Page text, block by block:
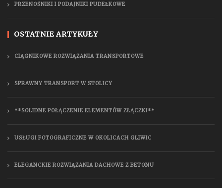
PRZENOŚNIKI I PODAJNIKI PUDEŁKOWE
OSTATNIE ARTYKUŁY
CIĄGNIKOWE ROZWIĄZANIA TRANSPORTOWE
SPRAWNY TRANSPORT W STOLICY
**SOLIDNE POŁĄCZENIE ELEMENTÓW ZŁĄCZKI**
USŁUGI FOTOGRAFICZNE W OKOLICACH GLIWIC
ELEGANCKIE ROZWIĄZANIA DACHOWE Z BETONU